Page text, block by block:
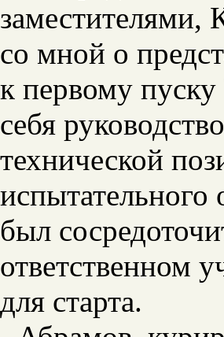
заместителями,
со мной о
к первому
себя
технической
был
ответственном
для старта.